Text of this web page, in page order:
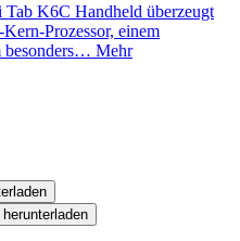
Tab K6C Handheld überzeugt
Prozessor, einem
besonders… Mehr